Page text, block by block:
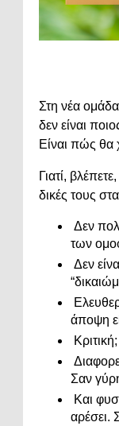
Στη νέα
δεν είναι
Είναι πώς θα
Γιατί,
δικές τους
Δεν
των
Δεν
άποψη
Σαν
Και
αρέσει.